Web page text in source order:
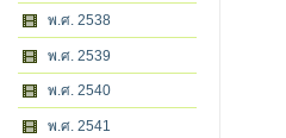
พ.ศ. 2538
พ.ศ. 2539
พ.ศ. 2540
พ.ศ. 2541